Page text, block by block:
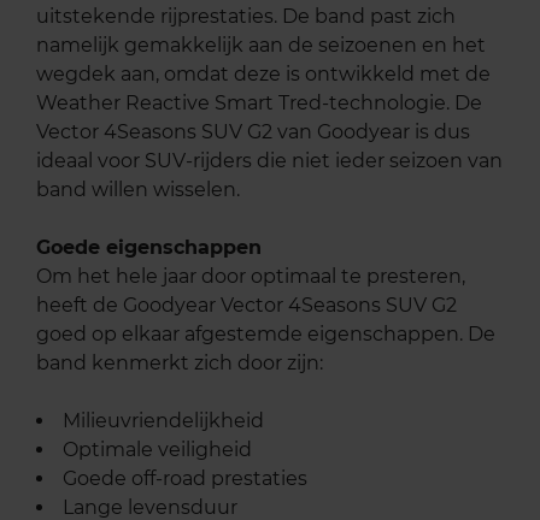
uitstekende rijprestaties. De band past zich
namelijk gemakkelijk aan de seizoenen en het
wegdek aan, omdat deze is ontwikkeld met de
Weather Reactive Smart Tred-technologie. De
Vector 4Seasons SUV G2 van Goodyear is dus
ideaal voor SUV-rijders die niet ieder seizoen van
band willen wisselen.
Goede eigenschappen
Om het hele jaar door optimaal te presteren,
heeft de Goodyear Vector 4Seasons SUV G2
goed op elkaar afgestemde eigenschappen. De
band kenmerkt zich door zijn:
Milieuvriendelijkheid
Optimale veiligheid
Goede off-road prestaties
Lange levensduur